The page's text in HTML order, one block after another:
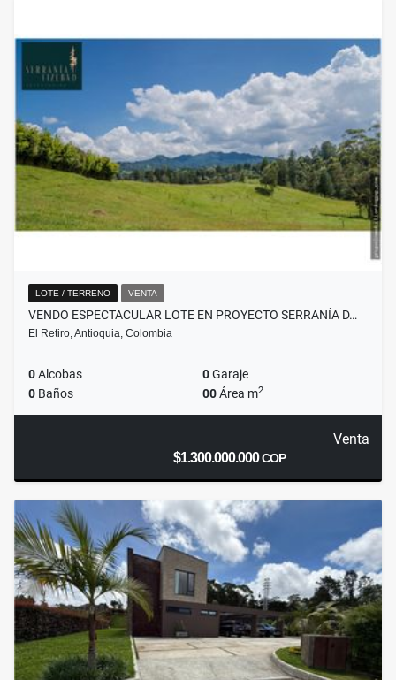
LOTE / TERRENO VENTA
VENDO ESPECTACULAR LOTE EN PROYECTO SERRANÍA D…
El Retiro, Antioquia, Colombia
0Alcobas 0Garaje
0 Baños 00Área m2
Venta
$1.300.000.000COP